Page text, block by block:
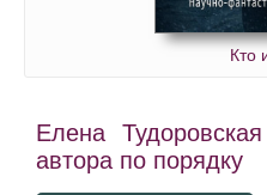
Кто
Елена
автора по порядку